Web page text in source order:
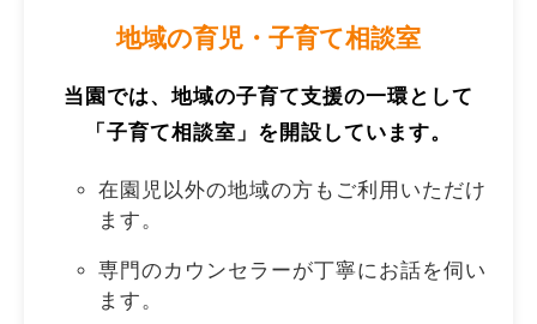
地域の育児・子育て相談室
当園では、地域の子育て支援の一環として
「子育て相談室」を開設しています。
在園児以外の地域の方もご利用いただけ
ます。
専門のカウンセラーが丁寧にお話を伺い
ます。